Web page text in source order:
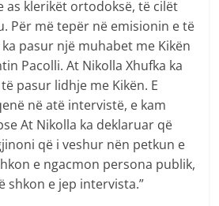
as klerikët ortodoksë, të cilët
Për më tepër në emisionin e të
pasur një muhabet me Kikën
Pacolli. At Nikolla Xhufka ka
pasur lidhje me Kikën. E
në atë intervistë, e kam
At Nikolla ka deklaruar që
që i veshur nën petkun e
e ngacmon persona publik,
shkon e jep intervista.”